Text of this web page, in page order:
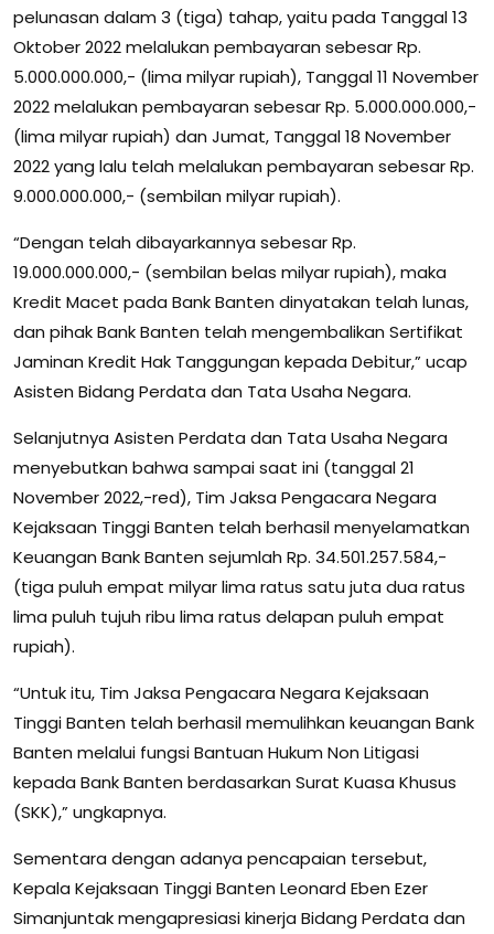
pelunasan dalam 3 (tiga) tahap, yaitu pada Tanggal 13
Oktober 2022 melalukan pembayaran sebesar Rp.
5.000.000.000,- (lima milyar rupiah), Tanggal 11 November
2022 melalukan pembayaran sebesar Rp. 5.000.000.000,-
(lima milyar rupiah) dan Jumat, Tanggal 18 November
2022 yang lalu telah melalukan pembayaran sebesar Rp.
9.000.000.000,- (sembilan milyar rupiah).
“Dengan telah dibayarkannya sebesar Rp.
19.000.000.000,- (sembilan belas milyar rupiah), maka
Kredit Macet pada Bank Banten dinyatakan telah lunas,
dan pihak Bank Banten telah mengembalikan Sertifikat
Jaminan Kredit Hak Tanggungan kepada Debitur,” ucap
Asisten Bidang Perdata dan Tata Usaha Negara.
Selanjutnya Asisten Perdata dan Tata Usaha Negara
menyebutkan bahwa sampai saat ini (tanggal 21
November 2022,-red), Tim Jaksa Pengacara Negara
Kejaksaan Tinggi Banten telah berhasil menyelamatkan
Keuangan Bank Banten sejumlah Rp. 34.501.257.584,-
(tiga puluh empat milyar lima ratus satu juta dua ratus
lima puluh tujuh ribu lima ratus delapan puluh empat
rupiah).
“Untuk itu, Tim Jaksa Pengacara Negara Kejaksaan
Tinggi Banten telah berhasil memulihkan keuangan Bank
Banten melalui fungsi Bantuan Hukum Non Litigasi
kepada Bank Banten berdasarkan Surat Kuasa Khusus
(SKK),” ungkapnya.
Sementara dengan adanya pencapaian tersebut,
Kepala Kejaksaan Tinggi Banten Leonard Eben Ezer
Simanjuntak mengapresiasi kinerja Bidang Perdata dan